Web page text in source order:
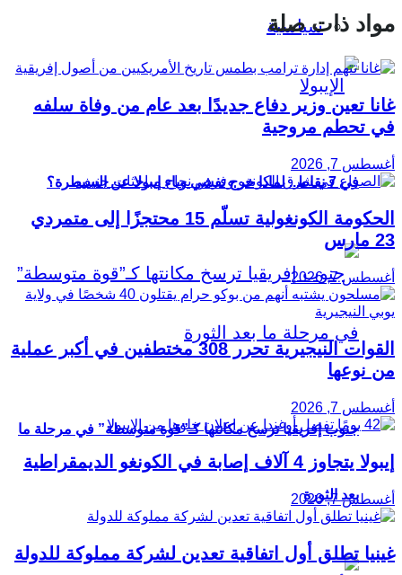
سياسية
في 7 نقاط.. لماذا خرج تفشي وباء إيبولا عن السيطرة؟
جنوب إفريقيا ترسخ مكانتها كـ”قوة متوسطة” في مرحلة ما
بعد الثورة
مواد ذات صلة
غانا تعين وزير دفاع جديدًا بعد عام من وفاة سلفه
في تحطم مروحية
أغسطس 7, 2026
الحكومة الكونغولية تسلّم 15 محتجزًا إلى متمردي
23 مارس
أغسطس 7, 2026
القوات النيجيرية تحرر 308 مختطفين في أكبر عملية
من نوعها
أغسطس 7, 2026
إيبولا يتجاوز 4 آلاف إصابة في الكونغو الديمقراطية
أغسطس 7, 2026
غينيا تطلق أول اتفاقية تعدين لشركة مملوكة للدولة